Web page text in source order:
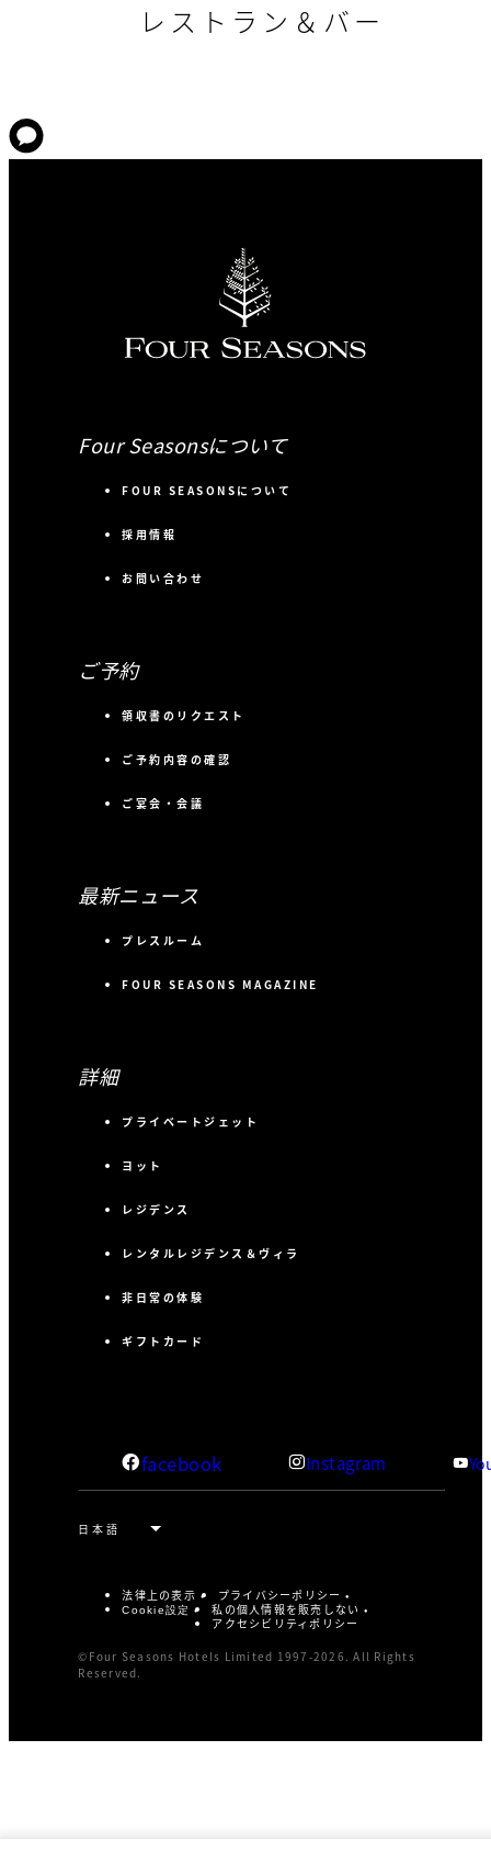
レストラン＆バー
Four Seasonsについて
FOUR SEASONSについて
採用情報
お問い合わせ
ご予約
領収書のリクエスト
ご予約内容の確認
ご宴会・会議
最新ニュース
プレスルーム
FOUR SEASONS MAGAZINE
詳細
プライベートジェット
ヨット
レジデンス
レンタルレジデンス＆ヴィラ
非日常の体験
ギフトカード
facebook Instagram
法律上の表示 プライバシーポリシー
Cookie設定
私の個人情報を販売しない
アクセシビリティポリシー
©Four Seasons Hotels Limited 1997-2026. All Rights
Reserved.